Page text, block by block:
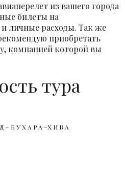
из вашего города
билеты на
личные расходы. Так же
приобретать
компанией которой вы
тура
– Б У Х А Р А –Х И В А